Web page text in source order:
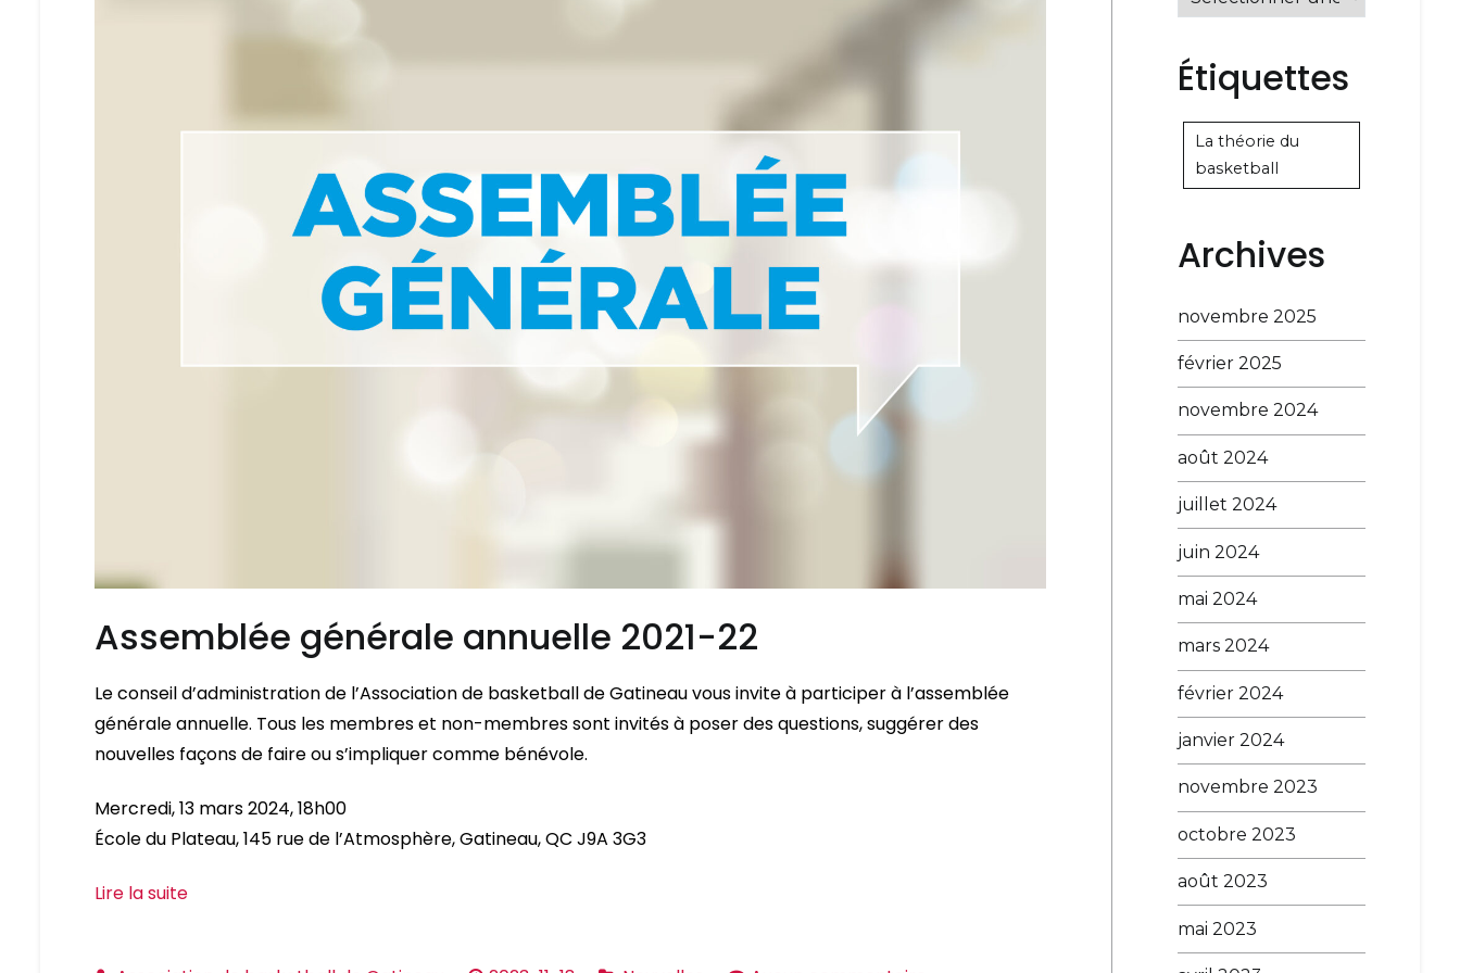
Assemblée générale annuelle 2021-22
Le conseil d’administration de l’Association de basketball de Gatineau vous invite à participer à l’assemblée
générale annuelle. Tous les membres et non-membres sont invités à poser des questions, suggérer des
nouvelles façons de faire ou s’impliquer comme bénévole.
Mercredi, 13 mars 2024, 18h00
École du Plateau, 145 rue de l’Atmosphère, Gatineau, QC J9A 3G3
Lire la suite
Étiquettes
La théorie du
basketball
Archives
novembre 2025
février 2025
novembre 2024
août 2024
juillet 2024
juin 2024
mai 2024
mars 2024
février 2024
janvier 2024
novembre 2023
octobre 2023
août 2023
mai 2023